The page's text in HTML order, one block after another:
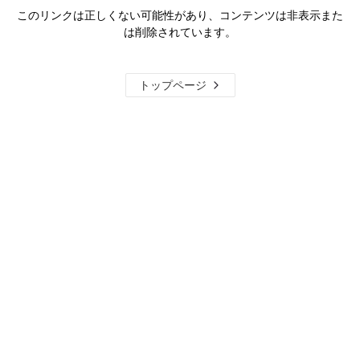
このリンクは正しくない可能性があり、コンテンツは非表示また
は削除されています。
トップページ